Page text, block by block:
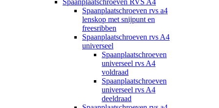
Spaanplaatschroeven RVS A4
Spaanplaatschroeven rvs a4
lenskop met snijpunt en
freesribben
Spaanplaatschroeven rvs A4
universeel
Spaanplaatschroeven
universeel rvs A4
voldraad
Spaanplaatschroeven
universeel rvs A4
deeldraad